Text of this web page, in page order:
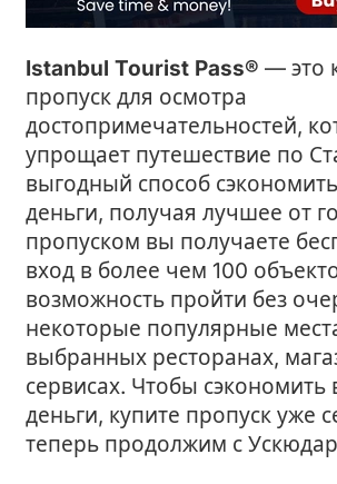
Istanbul Tourist Pass® — это
пропуск для осмотра
достопримечательностей,
упрощает путешествие по
выгодный способ
деньги, получая лучшее от
пропуском вы получаете
вход в более чем 100
возможность пройти без
некоторые популярные
выбранных ресторанах,
сервисах. Чтобы сэкономить
деньги, купите пропуск уже
теперь продолжим с